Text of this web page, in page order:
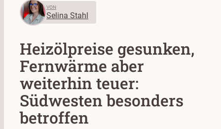
VON
Selina Stahl
Heizölpreise gesunken,
Fernwärme aber
weiterhin teuer:
Südwesten besonders
betroffen